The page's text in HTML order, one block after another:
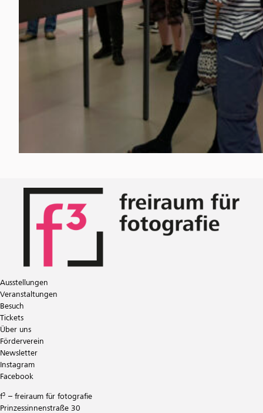
Ausstellungen
Veranstaltungen
Besuch
Tickets
Über uns
Förderverein
Newsletter
Instagram
Facebook
f³ – freiraum für fotografie
Prinzessinnenstraße 30